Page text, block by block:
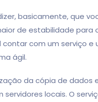
basicamente, que
de estabilidade para
com um serviço
ágil.
da cópia de dados
locais. O